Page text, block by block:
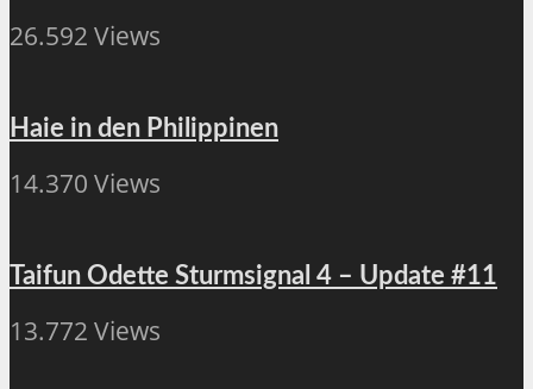
26.592 Views
Haie in den Philippinen
14.370 Views
Taifun Odette Sturmsignal 4 – Update #11
13.772 Views